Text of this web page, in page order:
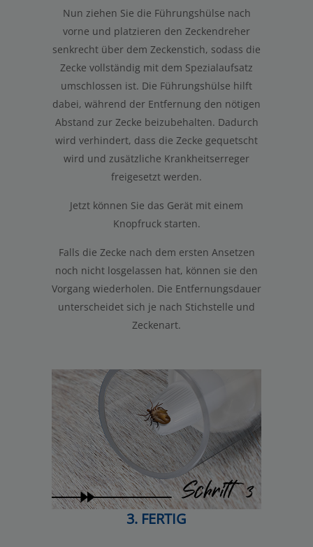
Nun ziehen Sie die Führungshülse nach
vorne und platzieren den Zeckendreher
senkrecht über dem Zeckenstich, sodass die
Zecke vollständig mit dem Spezialaufsatz
umschlossen ist. Die Führungshülse hilft
dabei, während der Entfernung den nötigen
Abstand zur Zecke beizubehalten. Dadurch
wird verhindert, dass die Zecke gequetscht
wird und zusätzliche Krankheitserreger
freigesetzt werden.
Jetzt können Sie das Gerät mit einem
Knopfruck starten.
Falls die Zecke nach dem ersten Ansetzen
noch nicht losgelassen hat, können sie den
Vorgang wiederholen. Die Entfernungsdauer
unterscheidet sich je nach Stichstelle und
Zeckenart.
3. FERTIG